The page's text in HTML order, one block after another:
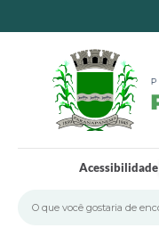
Acessibilidade